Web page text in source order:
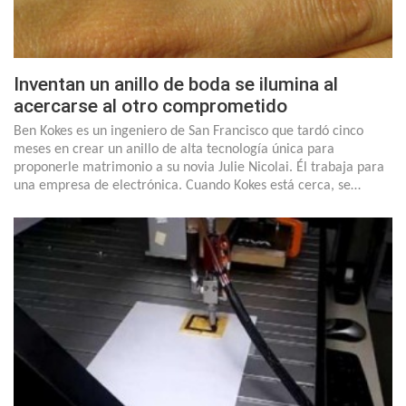
Inventan un anillo de boda se ilumina al
acercarse al otro comprometido
Ben Kokes es un ingeniero de San Francisco que tardó cinco
meses en crear un anillo de alta tecnología única para
proponerle matrimonio a su novia Julie Nicolai. Él trabaja para
una empresa de electrónica. Cuando Kokes está cerca, se…